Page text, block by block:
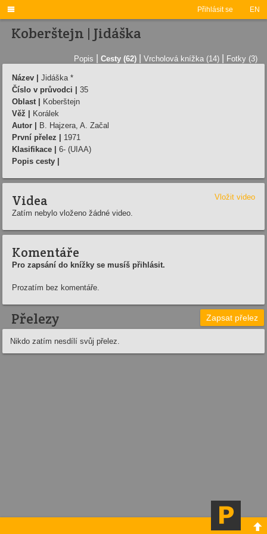
Přihlásit se EN

Koberštejn | Jidáška
Popis Cesty (62) Vrcholová knížka (14) Fotky (3)
Název |
Jidáška *
Číslo v průvodci |
35
Oblast |
Koberštejn
Věž |
Korálek
Autor |
B. Hajzera, A. Začal
První přelez |
1971
Klasifikace |
6- (UIAA)
Popis cesty |
Videa
Vložit video
Zatím nebylo vloženo žádné video.
Komentáře
Pro zapsání do knížky se musíš přihlásit.
Prozatím bez komentáře.
Přelezy Zapsat přelez
Nikdo zatím nesdílí svůj přelez.
